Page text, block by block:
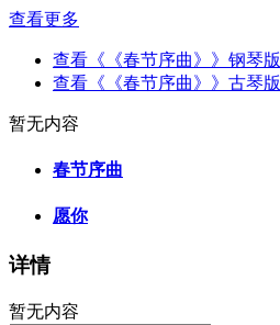
查看更多
查看《《春节序曲》》钢琴版
查看《《春节序曲》》古琴版
暂无内容
春节序曲
愿你
详情
暂无内容